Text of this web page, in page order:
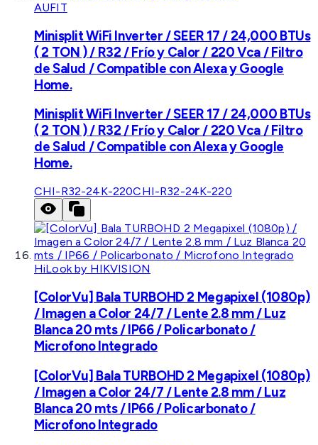
AUFIT
Minisplit WiFi Inverter / SEER 17 / 24,000 BTUs
( 2 TON ) / R32 / Frío y Calor / 220 Vca / Filtro
de Salud / Compatible con Alexa y Google
Home.
Minisplit WiFi Inverter / SEER 17 / 24,000 BTUs
( 2 TON ) / R32 / Frío y Calor / 220 Vca / Filtro
de Salud / Compatible con Alexa y Google
Home.
CHI-R32-24K-220CHI-R32-24K-220
HiLook by HIKVISION
[ColorVu] Bala TURBOHD 2 Megapixel (1080p)
/ Imagen a Color 24/7 / Lente 2.8 mm / Luz
Blanca 20 mts / IP66 / Policarbonato /
Microfono Integrado
[ColorVu] Bala TURBOHD 2 Megapixel (1080p)
/ Imagen a Color 24/7 / Lente 2.8 mm / Luz
Blanca 20 mts / IP66 / Policarbonato /
Microfono Integrado